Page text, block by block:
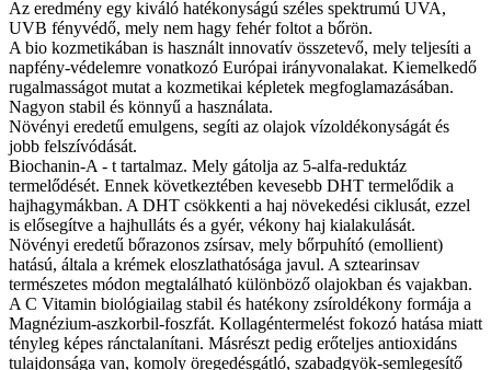
Az eredmény egy kiváló hatékonyságú széles spektrumú UVA,
UVB fényvédő, mely nem hagy fehér foltot a bőrön.
A bio kozmetikában is használt innovatív összetevő, mely teljesíti a
napfény-védelemre vonatkozó Európai irányvonalakat. Kiemelkedő
rugalmasságot mutat a kozmetikai képletek megfoglamazásában.
Nagyon stabil és könnyű a használata.
Növényi eredetű emulgens, segíti az olajok vízoldékonyságát és
jobb felszívódását.
Biochanin-A - t tartalmaz. Mely gátolja az 5-alfa-reduktáz
termelődését. Ennek következtében kevesebb DHT termelődik a
hajhagymákban. A DHT csökkenti a haj növekedési ciklusát, ezzel
is elősegítve a hajhulláts és a gyér, vékony haj kialakulását.
Növényi eredetű bőrazonos zsírsav, mely bőrpuhító (emollient)
hatású, általa a krémek eloszlathatósága javul. A sztearinsav
természetes módon megtalálható különböző olajokban és vajakban.
A C Vitamin biológiailag stabil és hatékony zsíroldékony formája a
Magnézium-aszkorbil-foszfát. Kollagéntermelést fokozó hatása miatt
tényleg képes ránctalanítani. Másrészt pedig erőteljes antioxidáns
tulajdonsága van, komoly öregedésgátló, szabadgyök-semlegesítő